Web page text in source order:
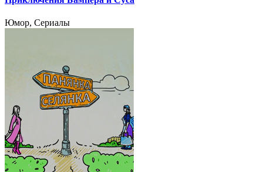
Юмор, Сериалы